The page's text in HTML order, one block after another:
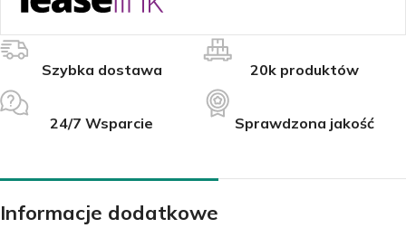
Szybka dostawa 20k produktów
24/7 Wsparcie Sprawdzona jakość
Informacje dodatkowe